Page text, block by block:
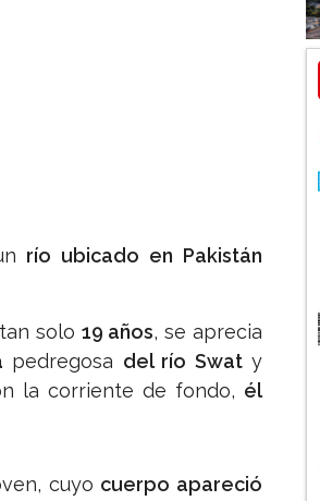
río ubicado en Pakistán
solo 19 años, se aprecia
pedregosa del río Swaty
la corriente de fondo, él
cuyo cuerpo apareció